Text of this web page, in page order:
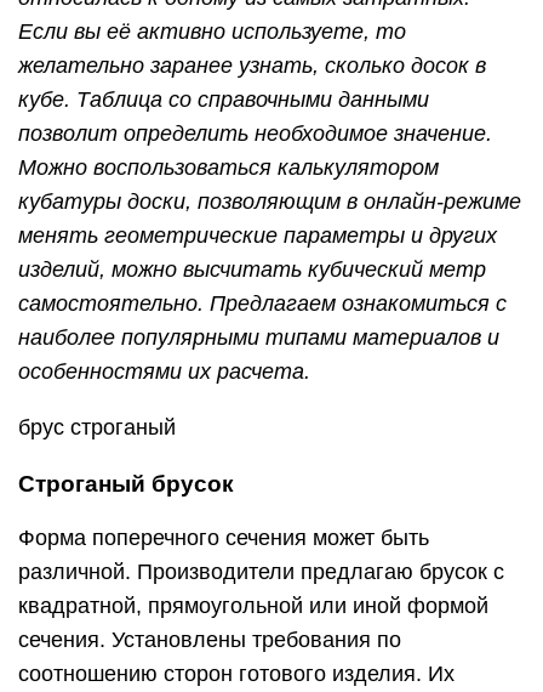
Если вы её активно используете, то
желательно заранее узнать, сколько досок в
кубе. Таблица со справочными данными
позволит определить необходимое значение.
Можно воспользоваться калькулятором
кубатуры доски, позволяющим в онлайн-режиме
менять геометрические параметры и других
изделий, можно высчитать кубический метр
самостоятельно. Предлагаем ознакомиться с
наиболее популярными типами материалов и
особенностями их расчета.
брус строганый
Строганый брусок
Форма поперечного сечения может быть
различной. Производители предлагаю брусок с
квадратной, прямоугольной или иной формой
сечения. Установлены требования по
соотношению сторон готового изделия. Их